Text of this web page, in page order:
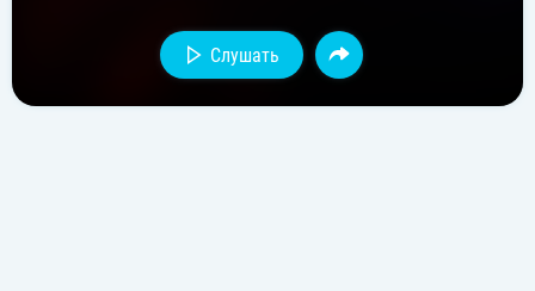
Слушать